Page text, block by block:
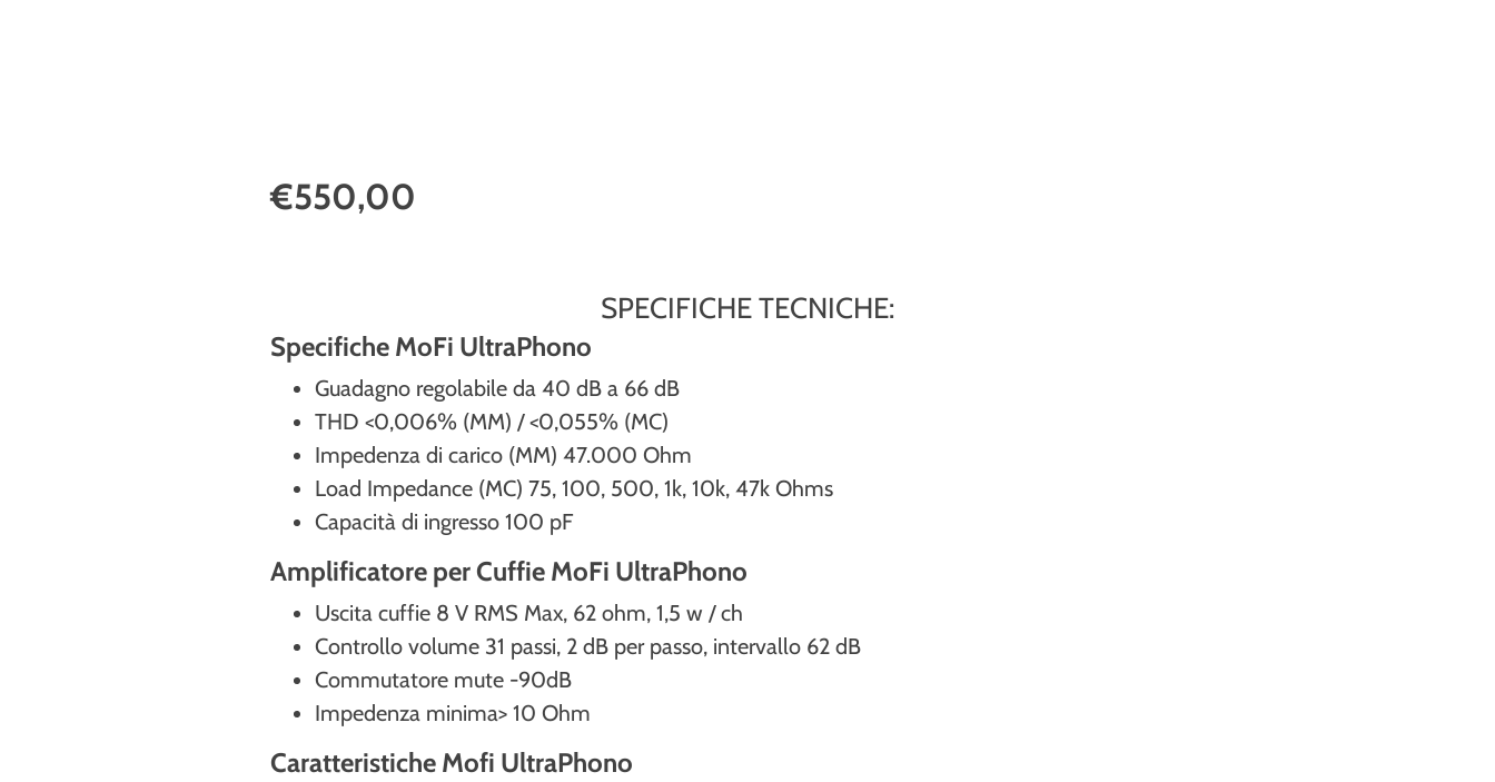
€550,00
SPECIFICHE TECNICHE:
Specifiche MoFi UltraPhono
Guadagno regolabile da 40 dB a 66 dB
THD <0,006% (MM) / <0,055% (MC)
Impedenza di carico (MM) 47.000 Ohm
Load Impedance (MC) 75, 100, 500, 1k, 10k, 47k Ohms
Capacità di ingresso 100 pF
Amplificatore per Cuffie MoFi UltraPhono
Uscita cuffie 8 V RMS Max, 62 ohm, 1,5 w / ch
Controllo volume 31 passi, 2 dB per passo, intervallo 62 dB
Commutatore mute -90dB
Impedenza minima> 10 Ohm
Caratteristiche Mofi UltraPhono